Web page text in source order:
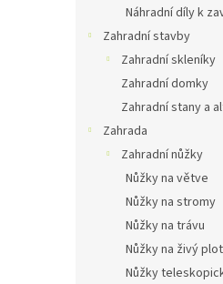
Náhradní díly k
Zahradní stavby
Zahradní skleníky
Zahradní domky
Zahradní stany a
Zahrada
Zahradní nůžky
Nůžky na větve
Nůžky na stromy
Nůžky na trávu
Nůžky na živý plot
Nůžky